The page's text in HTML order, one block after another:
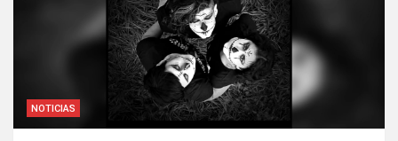
NOTICIAS